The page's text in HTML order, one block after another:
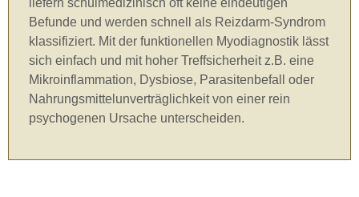
Befunde und werden schnell als Reizdarm-Syndrom
klassifiziert. Mit der funktionellen Myodiagnostik lässt
sich einfach und mit hoher Treffsicherheit z.B. eine
Mikroinflammation, Dysbiose, Parasitenbefall oder
Nahrungsmittelunverträglichkeit von einer rein
psychogenen Ursache unterscheiden.